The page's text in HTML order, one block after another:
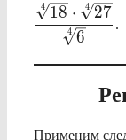
4 6
4 18 ⋅ 4 27
.
Применим